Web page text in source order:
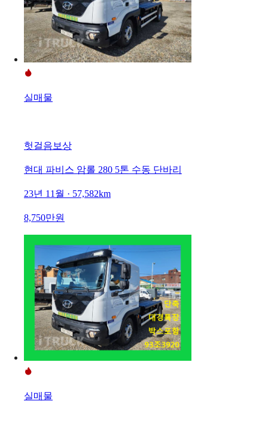
실매물
헛걸음보상
현대 파비스 암롤 280 5톤 수동 단바리
23년 11월 · 57,582km
8,750만원
실매물